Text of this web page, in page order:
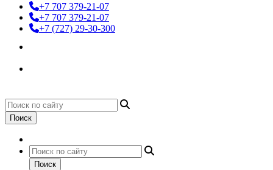
+7 707 379-21-07
+7 707 379-21-07
+7 (727) 29-30-300
Поиск
Поиск